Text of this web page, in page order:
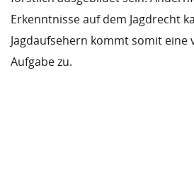
Erkenntnisse auf dem Jagdrecht
Jagdaufsehern kommt somit
Aufgabe zu.